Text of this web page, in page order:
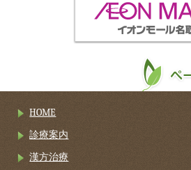
HOME
診療案内
漢方治療